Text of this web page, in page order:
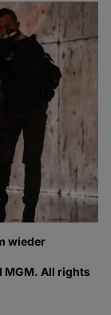
wieder
MGM. All rights